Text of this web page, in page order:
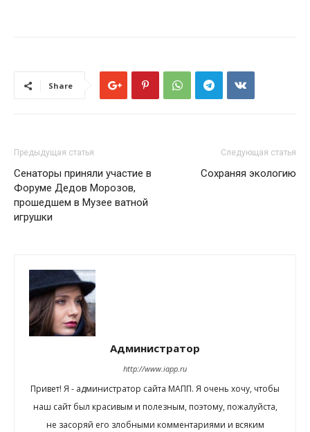
Share
Предыдущая статья
Сенаторы приняли участие в
Форуме Дедов Морозов,
прошедшем в Музее ватной
игрушки
Следующая статья
Сохраняя экологию
Администратор
http://www.iapp.ru
Привет! Я - администратор сайта МАПП. Я очень хочу, чтобы
наш сайт был красивым и полезным, поэтому, пожалуйста,
не засоряй его злобными комментариями и всяким